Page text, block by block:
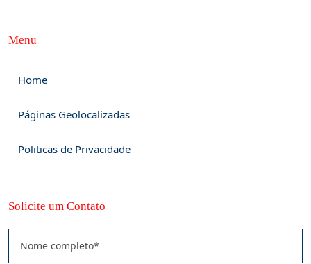
Menu
Home
Páginas Geolocalizadas
Politicas de Privacidade
Solicite um Contato